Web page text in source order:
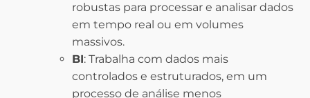
robustas para processar e analisar dados
em tempo real ou em volumes
massivos.
BI: Trabalha com dados mais
controlados e estruturados, em um
processo de análise menos